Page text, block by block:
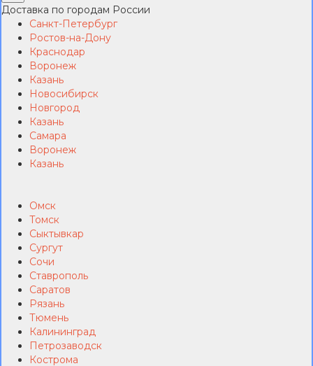
Доставка по городам России
Санкт-Петербург
Ростов-на-Дону
Краснодар
Воронеж
Казань
Новосибирск
Новгород
Казань
Самара
Воронеж
Казань
Омск
Томск
Сыктывкар
Сургут
Сочи
Ставрополь
Саратов
Рязань
Тюмень
Калининград
Петрозаводск
Кострома